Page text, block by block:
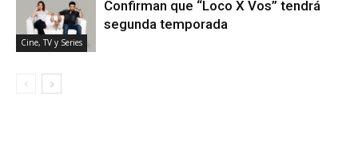
Cine, TV y Series
Confirman que “Loco X Vos” tendrá
segunda temporada